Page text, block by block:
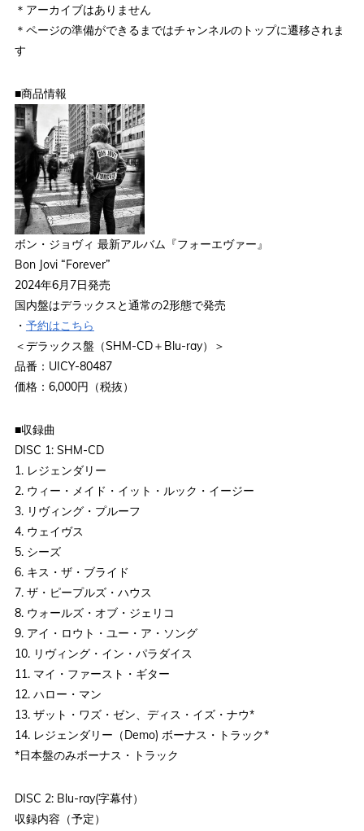
＊アーカイブはありません
＊ページの準備ができるまではチャンネルのトップに遷移されま
す
■商品情報
ボン・ジョヴィ 最新アルバム『フォーエヴァー』
Bon Jovi “Forever”
2024年6月7日発売
国内盤はデラックスと通常の2形態で発売
・ 予約はこちら
＜デラックス盤（SHM-CD＋Blu-ray）＞
品番：UICY-80487
価格：6,000円（税抜）
■収録曲
DISC 1: SHM-CD
1. レジェンダリー
2. ウィー・メイド・イット・ルック・イージー
3. リヴィング・プルーフ
4. ウェイヴス
5. シーズ
6. キス・ザ・ブライド
7. ザ・ピープルズ・ハウス
8. ウォールズ・オブ・ジェリコ
9. アイ・ロウト・ユー・ア・ソング
10. リヴィング・イン・パラダイス
11. マイ・ファースト・ギター
12. ハロー・マン
13. ザット・ワズ・ゼン、ディス・イズ・ナウ*
14. レジェンダリー（Demo) ボーナス・トラック*
*日本盤のみボーナス・トラック
DISC 2: Blu-ray(字幕付）
収録内容（予定）